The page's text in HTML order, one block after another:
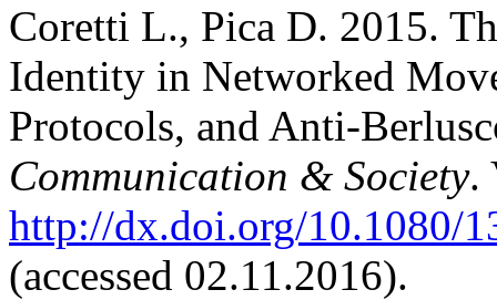
Coretti L., Pica D. 2015.
Identity in Networked
Protocols, and Anti-
Communication & Society.
http://dx.doi.org/10.1080/
(accessed 02.11.2016).